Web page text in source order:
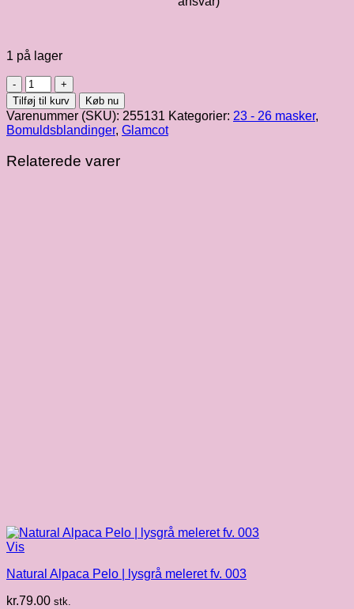
1 på lager
Glamcot
antal
Tilføj til kurv Køb nu
Varenummer (SKU): 255131 Kategorier: 23 - 26 masker,
Bomuldsblandinger, Glamcot
Relaterede varer
Vis
Natural Alpaca Pelo | lysgrå meleret fv. 003
kr.79.00 stk.